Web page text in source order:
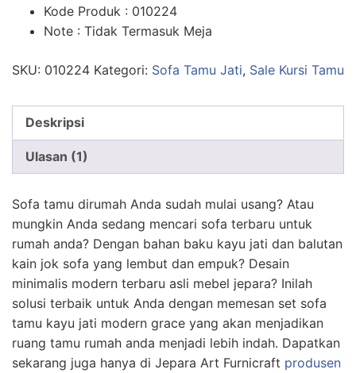
Kode Produk : 010224
Note : Tidak Termasuk Meja
SKU: 010224 Kategori: Sofa Tamu Jati, Sale Kursi Tamu
Deskripsi
Ulasan (1)
Sofa tamu dirumah Anda sudah mulai usang? Atau
mungkin Anda sedang mencari sofa terbaru untuk
rumah anda? Dengan bahan baku kayu jati dan balutan
kain jok sofa yang lembut dan empuk? Desain
minimalis modern terbaru asli mebel jepara? Inilah
solusi terbaik untuk Anda dengan memesan set sofa
tamu kayu jati modern grace yang akan menjadikan
ruang tamu rumah anda menjadi lebih indah. Dapatkan
sekarang juga hanya di Jepara Art Furnicraft produsen